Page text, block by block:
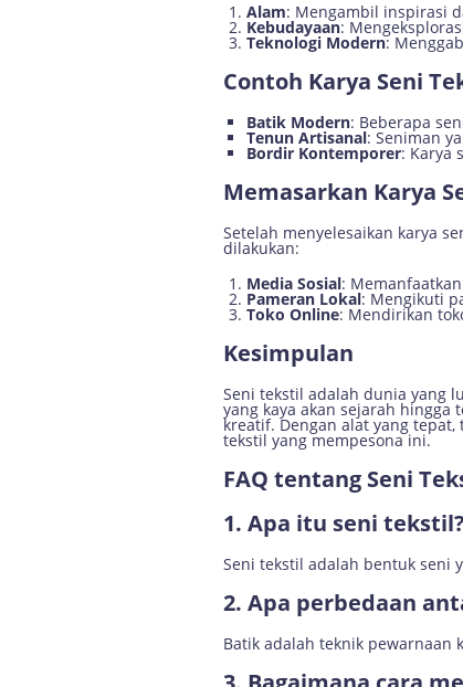
Alam: Mengambil inspirasi
Kebudayaan:
Teknologi Modern:
Contoh Karya Seni
Batik Modern: Beberapa
Tenun Artisanal: Seniman
Bordir Kontemporer: Karya
Memasarkan Karya
Setelah menyelesaikan karya
dilakukan:
Media Sosial:
Pameran Lokal: Mengikuti
Toko Online: Mendirikan
Kesimpulan
Seni tekstil adalah dunia yang
yang kaya akan sejarah
kreatif. Dengan alat yang
tekstil yang mempesona ini.
FAQ tentang Seni
1. Apa itu seni tekstil?
Seni tekstil adalah bentuk seni
2. Apa perbedaan
Batik adalah teknik pewarnaan